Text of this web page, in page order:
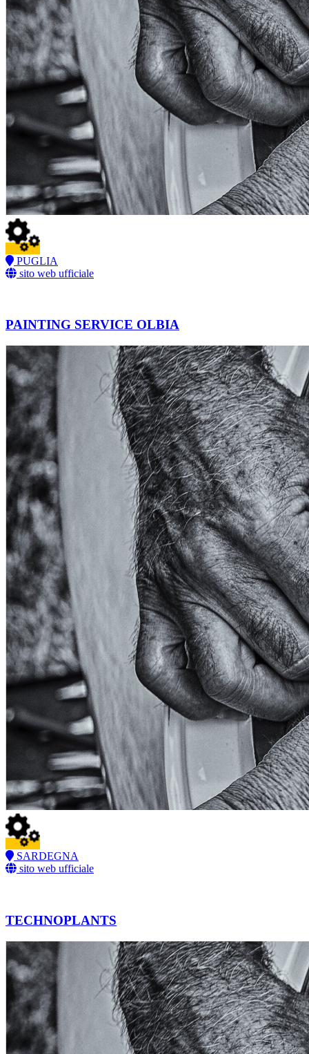
PUGLIA
sito web ufficiale
PAINTING SERVICE OLBIA
SARDEGNA
sito web ufficiale
TECHNOPLANTS